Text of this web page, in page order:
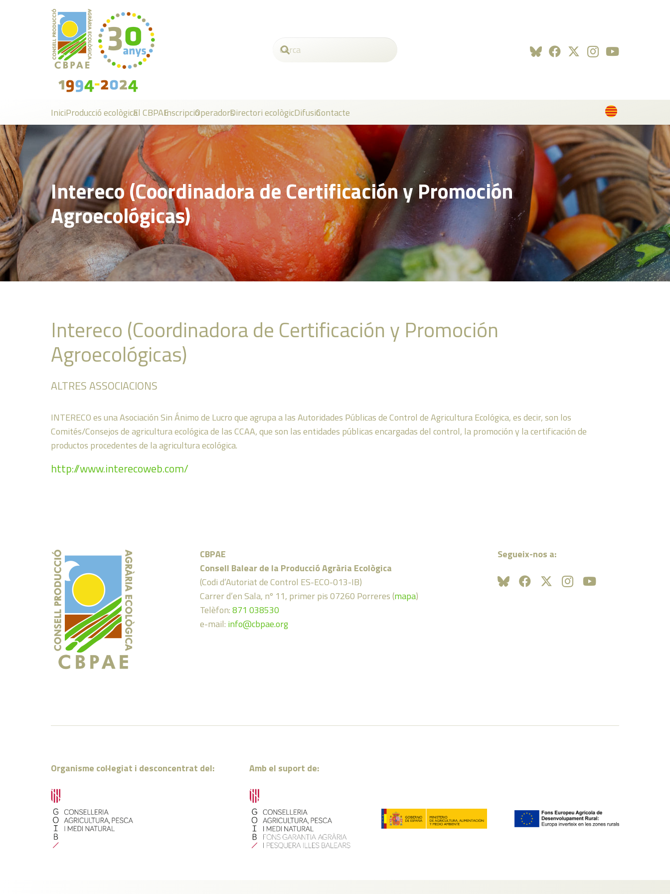
IniciProducció ecològicaEl CBPAEInscripcióOperadorsDirectori ecològicDifusióContacte
Intereco (Coordinadora de Certificación y Promoción
Agroecológicas)
Intereco (Coordinadora de Certificación y Promoción
Agroecológicas)
ALTRES ASSOCIACIONS
INTERECO es una Asociación Sin Ánimo de Lucro que agrupa a las Autoridades Públicas de Control de Agricultura Ecológica, es decir, son los
Comités/Consejos de agricultura ecológica de las CCAA, que son las entidades públicas encargadas del control, la promoción y la certificación de
productos procedentes de la agricultura ecológica.
http://www.interecoweb.com/
CBPAE
Consell Balear de la Producció Agrària Ecològica
(Codi d’Autoriat de Control ES-ECO-013-IB)
Carrer d’en Sala, nº 11, primer pis 07260 Porreres (mapa)
Telèfon:871 038530
e-mail: info@cbpae.org
Segueix-nos a:
Organisme col·legiat i desconcentrat del: Amb el suport de: